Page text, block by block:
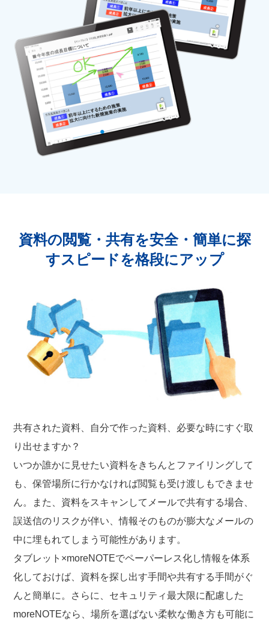
資料の閲覧・共有を安全・簡単に探
すスピードを格段にアップ
共有された資料、自分で作った資料、必要な時にすぐ取
り出せますか？
いつか誰かに見せたい資料をきちんとファイリングして
も、保管場所に行かなければ閲覧も受け渡しもできませ
ん。また、資料をスキャンしてメールで共有する場合、
誤送信のリスクが伴い、情報そのものが膨大なメールの
中に埋もれてしまう可能性があります。
タブレット×moreNOTEでペーパーレス化し情報を体系
化しておけば、資料を探し出す手間や共有する手間がぐ
んと簡単に。さらに、セキュリティ最大限に配慮した
moreNOTEなら、場所を選ばない柔軟な働き方も可能に